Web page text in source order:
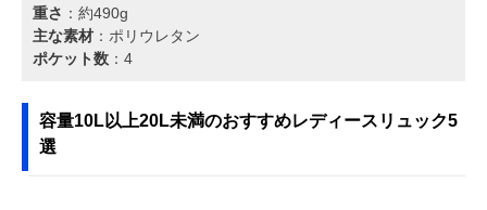
重さ ：約490g
主な素材 ：ポリウレタン
ポケット数 ：4
容量10L以上20L未満のおすすめレディースリュック5
選